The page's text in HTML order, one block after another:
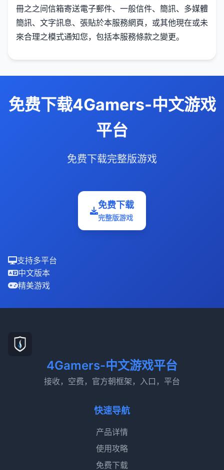
冊之之间信箱寄送電子郵件、一般信件、簡訊、多媒體
簡訊、文字訊息、張貼於本服務網頁，或其他現在或未
來合理之模式通知您，包括本服務條款之變更。
免费下载4Gamers-中文游戏
平台
免费下载完整版游戏
免费下载
完整版游戏
支持多平台
中文版本
精美游戏
4Gamers-中文游戏平台
接收，空费，官方朝框架，入口，平台
快速导航
产品详情
使用攻略
免费下载